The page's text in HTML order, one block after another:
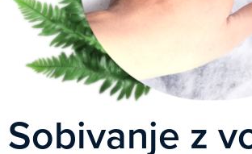
Sobivanje z